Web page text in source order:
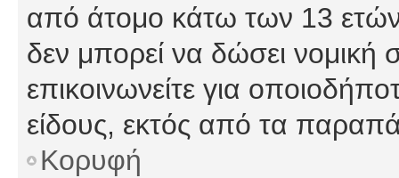
από άτομο κάτω των 13
δεν μπορεί να δώσει νομική
επικοινωνείτε για
είδους, εκτός από τα
Κορυφή